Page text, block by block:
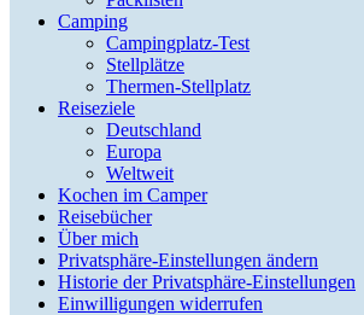
Camping
Campingplatz-Test
Stellplätze
Thermen-Stellplatz
Reiseziele
Deutschland
Europa
Weltweit
Kochen im Camper
Reisebücher
Über mich
Privatsphäre-Einstellungen ändern
Historie der Privatsphäre-Einstellungen
Einwilligungen widerrufen